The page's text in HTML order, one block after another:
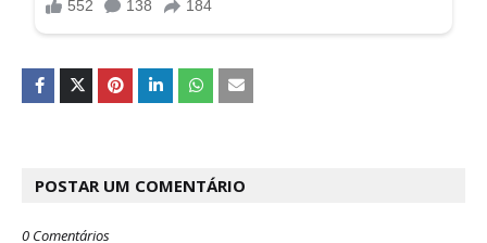
POSTAR UM COMENTÁRIO
0 Comentários